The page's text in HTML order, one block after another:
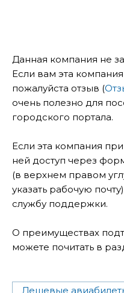
Данная компания не
Если вам эта
пожалуйста отзыв (
очень полезно для
городского портала.
Если эта компания
ней доступ через
(в верхнем правом
указать рабочую
службу поддержки.
О преимуществах
можете почитать в
Дешевые